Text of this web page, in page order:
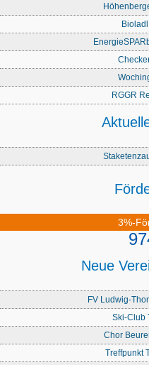
RGGR
3%-
Neue
FV Ludwig-
Ski-Club
Chor
Treffpunkt